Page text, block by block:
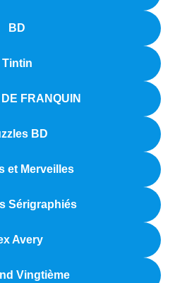
BD
Tintin
FRANQUIN
BD
et Merveilles
Sérigraphiés
Avery
Vingtième